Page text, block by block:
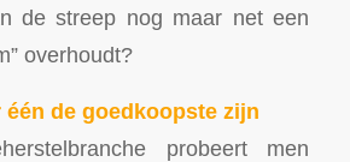
de streep nog maar net een
overhoudt?
één de goedkoopste zijn
probeert men